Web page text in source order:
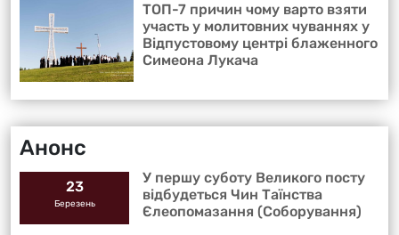
ТОП-7 причин чому варто взяти
участь у молитовних чуваннях у
Відпустовому центрі блаженного
Симеона Лукача
Анонс
23
Березень
У першу суботу Великого посту
відбудеться Чин Таїнства
Єлеопомазання (Соборування)